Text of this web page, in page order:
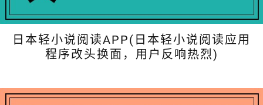
日本轻小说阅读APP(日本轻小说阅读应用
程序改头换面，用户反响热烈)